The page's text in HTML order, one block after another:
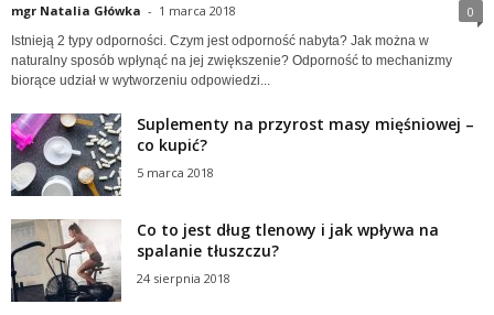
mgr Natalia Główka - 1 marca 2018 0
Istnieją 2 typy odporności. Czym jest odporność nabyta? Jak można w
naturalny sposób wpłynąć na jej zwiększenie? Odporność to mechanizmy
biorące udział w wytworzeniu odpowiedzi...
Suplementy na przyrost masy mięśniowej –
co kupić?
5 marca 2018
Co to jest dług tlenowy i jak wpływa na
spalanie tłuszczu?
24 sierpnia 2018